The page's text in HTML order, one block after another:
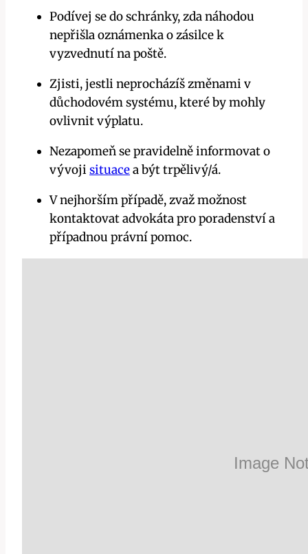
Podívej se do schránky, zda náhodou
nepřišla oznámenka o zásilce⁢ k
vyzvednutí na poště.
Zjisti, jestli neprocházíš změnami v
důchodovém systému, které by mohly
ovlivnit výplatu.
Nezapomeň se pravidelně informovat o
vývoji situacea být trpělivý/á.
V‍ nejhorším případě,‌ zvaž možnost
kontaktovat advokáta pro poradenství a
případnou právní pomoc.